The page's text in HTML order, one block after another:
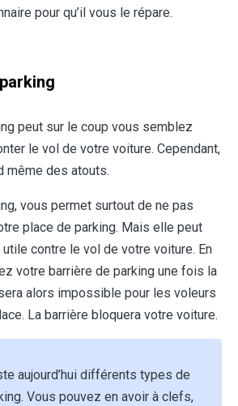
pour qu’il vous le répare.
peut sur le coup vous semblez
le vol de votre voiture. Cependant,
même des atouts.
vous permet surtout de ne pas
place de parking. Mais elle peut
utile contre le vol de votre voiture. En
votre barrière de parking une fois la
alors impossible pour les voleurs
La barrière bloquera votre voiture.
aujourd’hui différents types de
Vous pouvez en avoir à clefs,